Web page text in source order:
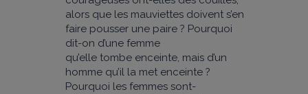
alors que les mauviettes doivent s’en
faire pousser une paire ? Pourquoi
dit-on d’une femme
qu’elle tombe enceinte, mais d’un
homme qu’il la met enceinte ?
Pourquoi les femmes sont-